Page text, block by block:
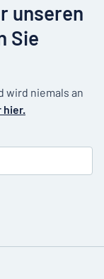
unseren
Sie
wird niemals an
hier.